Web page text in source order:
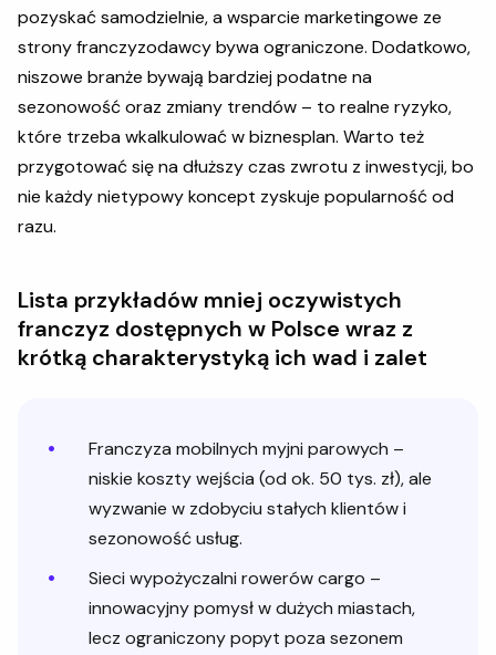
pozyskać samodzielnie, a wsparcie marketingowe ze
strony franczyzodawcy bywa ograniczone. Dodatkowo,
niszowe branże bywają bardziej podatne na
sezonowość oraz zmiany trendów – to realne ryzyko,
które trzeba wkalkulować w biznesplan. Warto też
przygotować się na dłuższy czas zwrotu z inwestycji, bo
nie każdy nietypowy koncept zyskuje popularność od
razu.
Lista przykładów mniej oczywistych
franczyz dostępnych w Polsce wraz z
krótką charakterystyką ich wad i zalet
Franczyza mobilnych myjni parowych –
niskie koszty wejścia (od ok. 50 tys. zł), ale
wyzwanie w zdobyciu stałych klientów i
sezonowość usług.
Sieci wypożyczalni rowerów cargo –
innowacyjny pomysł w dużych miastach,
lecz ograniczony popyt poza sezonem